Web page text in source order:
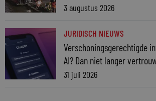
3 augustus 2026
JURIDISCH NIEUWS
Verschoningsgerechtigde
AI? Dan niet langer
31 juli 2026